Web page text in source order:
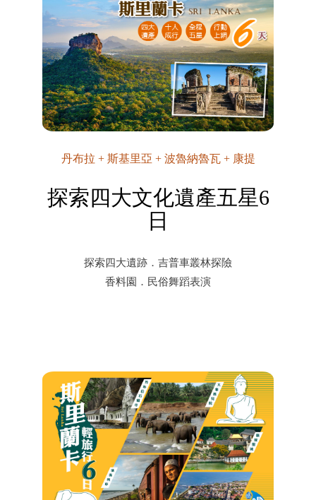
丹布拉 + 斯基里亞 + 波魯納魯瓦 + 康提
探索四大文化遺產五星6
日
探索四大遺跡．吉普車叢林探險
香料園．民俗舞蹈表演